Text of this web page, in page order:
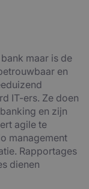
maar is de
en
IT-ers. Ze doen
en zijn
agile te
management
Rapportages
dienen